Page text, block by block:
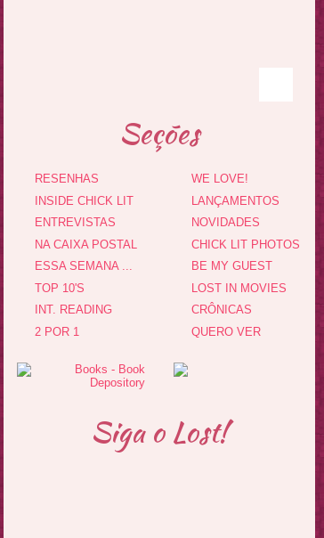
Seções
RESENHAS
INSIDE CHICK LIT
ENTREVISTAS
NA CAIXA POSTAL
ESSA SEMANA ...
TOP 10'S
INT. READING
2 POR 1
WE LOVE!
LANÇAMENTOS
NOVIDADES
CHICK LIT PHOTOS
BE MY GUEST
LOST IN MOVIES
CRÔNICAS
QUERO VER
Siga o Lost!